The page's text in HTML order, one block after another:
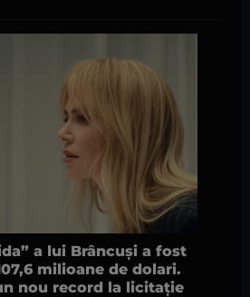
a lui Brâncuși a fost
milioane de dolari.
nou record la licitație